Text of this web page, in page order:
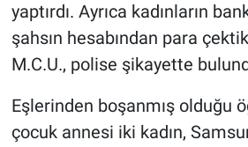
yaptırdı. Ayrıca kadınların
şahsın hesabından para
M.C.U., polise şikayette
Eşlerinden boşanmış olduğu
çocuk annesi iki kadın,